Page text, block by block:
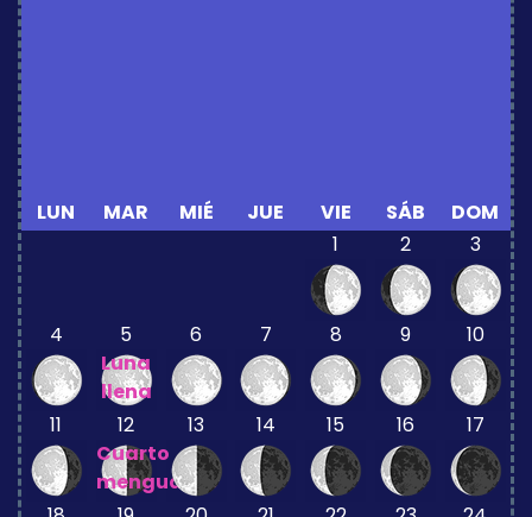
LUN MAR MIÉ JUE VIE SÁB
DOM
1
2 3
4
5
Luna
llena
6 7 8 9 10
11
12
Cuarto
menguante
13 14 15 16 17